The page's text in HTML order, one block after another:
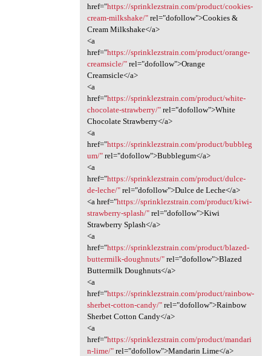
href="https://sprinklezstrain.com/product/cookies-
cream-milkshake/"rel="dofollow">Cookies &
Cream Milkshake</a>
<a
href="https://sprinklezstrain.com/product/orange-
creamsicle/"rel="dofollow">Orange
Creamsicle</a>
<a
href="https://sprinklezstrain.com/product/white-
chocolate-strawberry/"rel="dofollow">White
Chocolate Strawberry</a>
<a
href="https://sprinklezstrain.com/product/bubbleg
um/"rel="dofollow">Bubblegum</a>
<a
href="https://sprinklezstrain.com/product/dulce-
de-leche/"rel="dofollow">Dulce de Leche</a>
<a href="https://sprinklezstrain.com/product/kiwi-
strawberry-splash/"rel="dofollow">Kiwi
Strawberry Splash</a>
<a
href="https://sprinklezstrain.com/product/blazed-
buttermilk-doughnuts/"rel="dofollow">Blazed
Buttermilk Doughnuts</a>
<a
href="https://sprinklezstrain.com/product/rainbow-
sherbet-cotton-candy/"rel="dofollow">Rainbow
Sherbet Cotton Candy</a>
<a
href="https://sprinklezstrain.com/product/mandari
n-lime/"rel="dofollow">Mandarin Lime</a>